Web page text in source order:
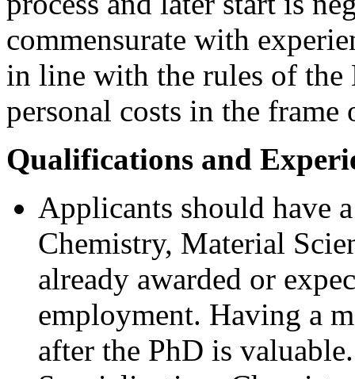
commensurate with
in line with the rules of the
personal costs in the
Qualifications and
Applicants should have
Chemistry, Material
already awarded or
employment. Having a
after the PhD is valuable.